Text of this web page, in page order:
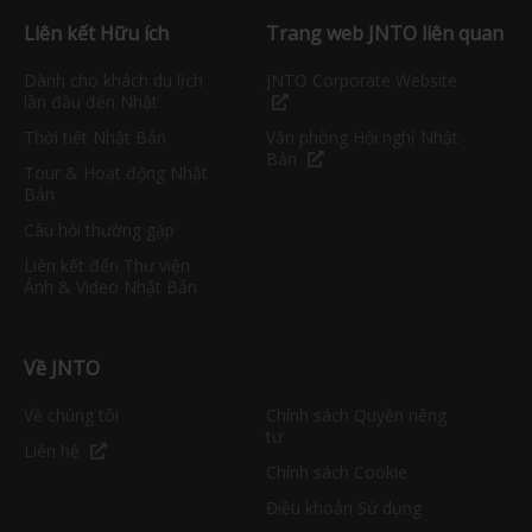
Liên kết Hữu ích Trang web JNTO liên quan
Về JNTO